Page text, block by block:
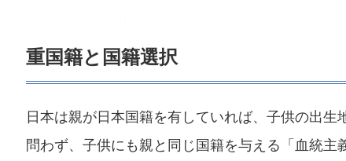
重国籍と国籍選択
日本は親が日本国籍を有していれば、子供の出生
問わず、子供にも親と同じ国籍を与える「血統主